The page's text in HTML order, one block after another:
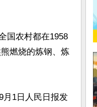
国农村都在1958
燃烧的炼钢、炼
月1日人民日报发